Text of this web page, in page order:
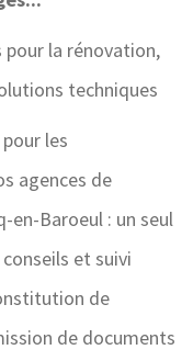
pour la rénovation,
techniques
les
agences de
en-Baroeul : un seul
et suivi
de
de documents